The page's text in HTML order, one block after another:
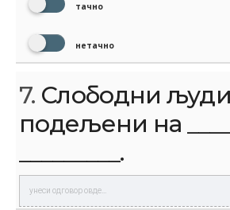
тачно
нетачно
7. Слободни
подељени на
_________.